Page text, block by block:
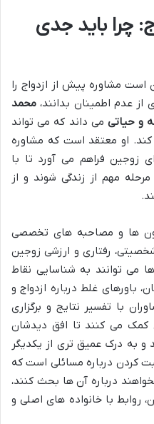
چرا باید جدی
است مشاوره پیش از ازدواج را
عدم اطمینان بدانند، محمد
و حیاتی می داند که می تواند
او معتقد است که مشاوره
زوجین فراهم می آورد تا با
مرحله مهم از زندگی شوند و از
ها و مصاحبه های تخصصی
رفتاری و ارزشی زوجین
می توانند به شناسایی نقاط
باورهای غلط درباره ازدواج و
با تفسیر نتایج و برگزاری
می کنند تا افق دیدشان
به درک عمیق تری از یکدیگر
کردن درباره مسائلی است که
درباره آن ها بحث کنند،
روابط با خانواده های اصلی و